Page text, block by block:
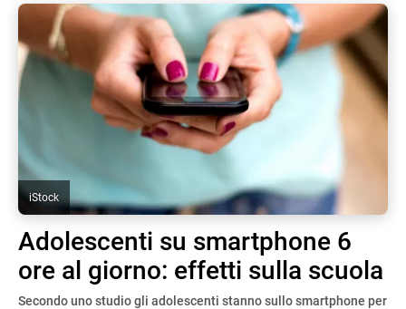
iStock
Adolescenti su smartphone 6
ore al giorno: effetti sulla scuola
Secondo uno studio gli adolescenti stanno sullo smartphone per